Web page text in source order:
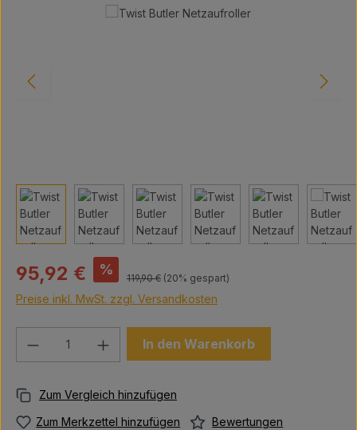
Bildergalerie überspringen
Verkaufspreis:
95,92 € % Regulärer Preis:
119,90 € (20% gespart)
Preise inkl. MwSt. zzgl. Versandkosten
Produkt Anzahl: Gib den
In den Warenkorb
Zum Merkzettel hinzufügen Bewertungen